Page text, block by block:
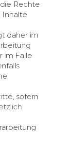
Rechte
Inhalte
daher im
im Falle
sofern